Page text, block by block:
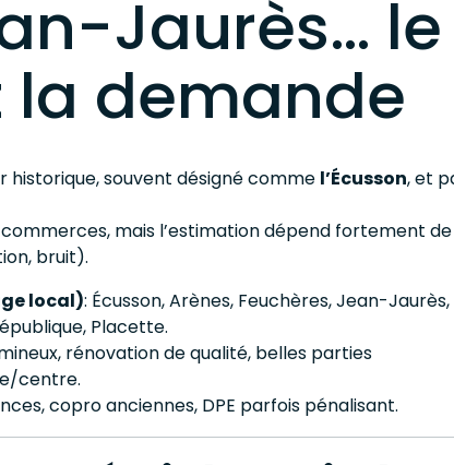
Jaurès… le
demande
souvent désigné comme l’Écusson, et
mais l’estimation dépend fortement de
bruit).
local): Écusson, Arènes, Feuchères, Jean-Jaurès,
Placette.
rénovation de qualité, belles parties
centre.
copro anciennes, DPE parfois pénalisant.